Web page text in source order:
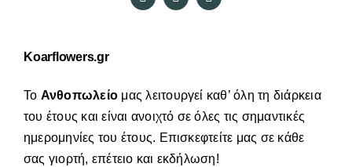
Koarflowers.gr
Το Ανθοπωλείο μας λειτουργεί καθ’ όλη τη διάρκεια
του έτους και είναι ανοιχτό σε όλες τις σημαντικές
ημερομηνίες του έτους. Επισκεφτείτε μας σε κάθε
σας γιορτή, επέτειο και εκδήλωση!